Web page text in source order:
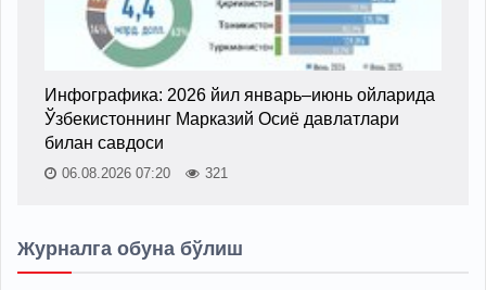
Инфографика: 2026 йил январь–июнь ойларида
Ўзбекистоннинг Марказий Осиё давлатлари
билан савдоси
06.08.2026 07:20 321
Журналга обуна бўлиш